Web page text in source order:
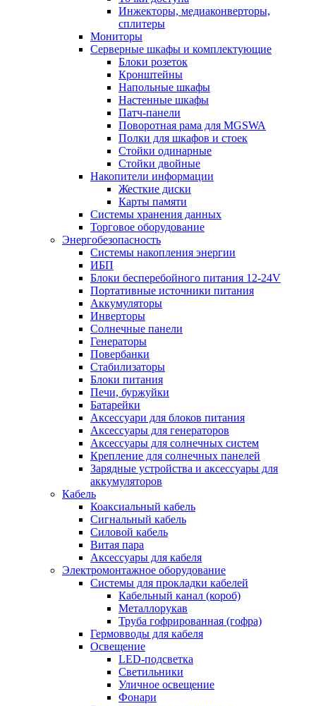
Инжекторы, медиаконверторы,
сплитеры
Мониторы
Серверные шкафы и комплектующие
Блоки розеток
Кронштейны
Напольные шкафы
Настенные шкафы
Патч-панели
Поворотная рама для MGSWA
Полки для шкафов и стоек
Стойки одинарные
Стойки двойные
Накопители информации
Жесткие диски
Карты памяти
Системы хранения данных
Торговое оборудование
Энергобезопасность
Системы накопления энергии
ИБП
Блоки бесперебойного питания 12-24V
Портативные источники питания
Аккумуляторы
Инверторы
Солнечные панели
Генераторы
Повербанки
Стабилизаторы
Блоки питания
Печи, буржуйки
Батарейки
Аксессуари для блоков питания
Аксессуары для генераторов
Аксессуары для солнечных систем
Крепление для солнечных панелей
Зарядные устройства и аксессуары для
аккумуляторов
Кабель
Коаксиальный кабель
Сигнальный кабель
Силовой кабель
Витая пара
Аксессуары для кабеля
Электромонтажное оборудование
Системы для прокладки кабелей
Кабельный канал (короб)
Металлорукав
Труба гофрированная (гофра)
Гермовводы для кабеля
Освещение
LED-подсветка
Светильники
Уличное освещение
Фонари